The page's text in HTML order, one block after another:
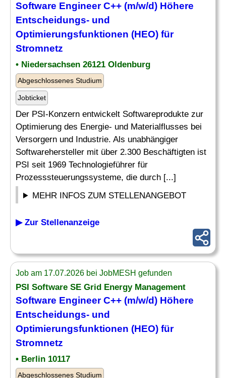
Software Engineer C++ (m/w/d) Höhere
Entscheidungs- und
Optimierungsfunktionen (HEO) für
Stromnetz
• Niedersachsen 26121 Oldenburg
Abgeschlossenes Studium
Jobticket
Der PSI-Konzern entwickelt Softwareprodukte zur
Optimierung des Energie- und Materialflusses bei
Versorgern und Industrie. Als unabhängiger
Softwarehersteller mit über 2.300 Beschäftigten ist
PSI seit 1969 Technologieführer für
Prozesssteuerungssysteme, die durch [...]
MEHR INFOS ZUM STELLENANGEBOT
▶ Zur Stellenanzeige
Job am 17.07.2026 bei JobMESH gefunden
PSI Software SE Grid Energy Management
Software Engineer C++ (m/w/d) Höhere
Entscheidungs- und
Optimierungsfunktionen (HEO) für
Stromnetz
• Berlin 10117
Abgeschlossenes Studium